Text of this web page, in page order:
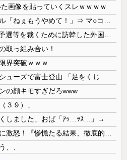
画像を貼っていくスレｗｗｗｗ
取っ組み合い！
界突破ｗｗｗ
の顔キモすぎだろwww
３９）」
しました」おば「ｱｯ…ｯｽ…」→
、、